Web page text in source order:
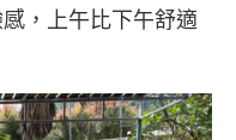
，上午比下午舒適